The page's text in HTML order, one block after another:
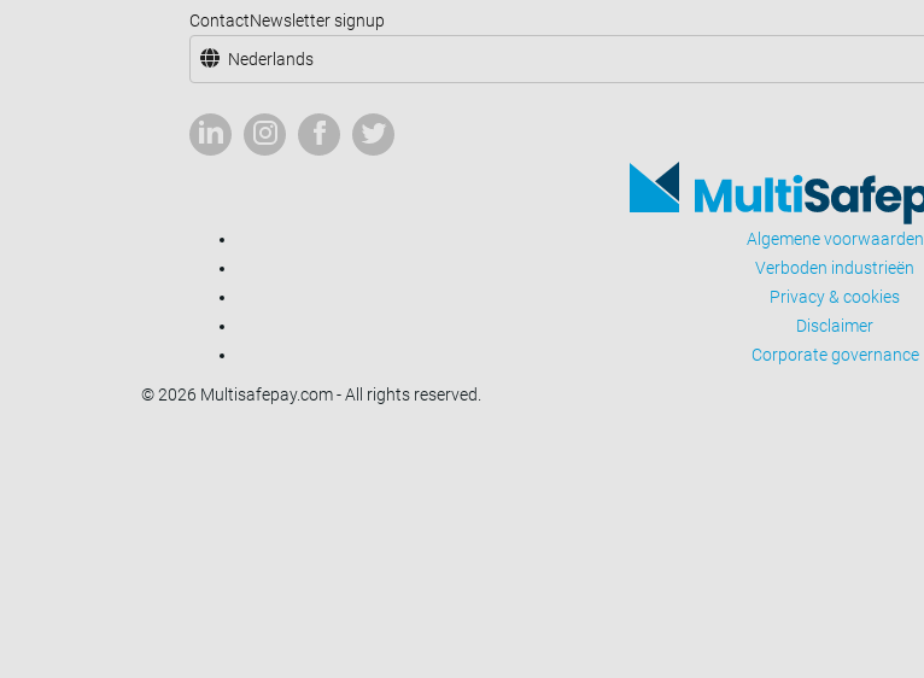
ContactNewsletter signup
Nederlands
Algemene voorwaarden
Verboden industrieën
Privacy & cookies
Disclaimer
Corporate governance
© 2026 Multisafepay.com - All rights reserved.